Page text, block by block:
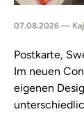
07.08.2026 —
Postkarte,
Im neuen
eigenen